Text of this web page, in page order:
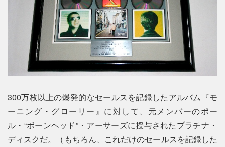
300万枚以上の爆発的なセールスを記録したアルバム『モ
ーニング・グローリー』に対して、元メンバーのポー
ル・“ボーンヘッド”・アーサーズに授与されたプラチナ・
ディスクだ。（もちろん、これだけのセールスを記録した